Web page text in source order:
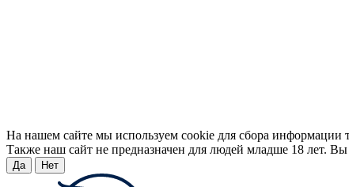
На нашем сайте мы используем cookie для сбора информации
Также наш сайт не предназначен для людей младше 18 лет. Вы
Да Нет